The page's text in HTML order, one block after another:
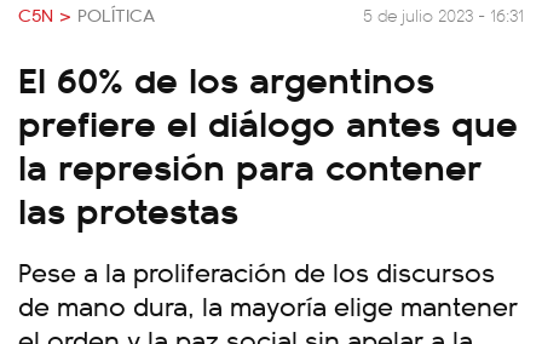
C5N > POLÍTICA 5 de julio 2023 - 16:31
El 60% de los argentinos
prefiere el diálogo antes que
la represión para contener
las protestas
Pese a la proliferación de los discursos
de mano dura, la mayoría elige mantener